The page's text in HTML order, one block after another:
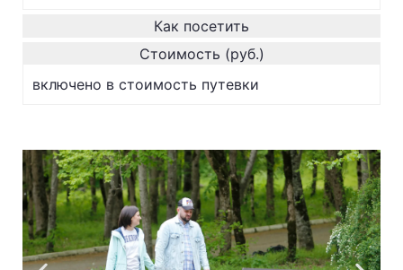
Как посетить
Стоимость (руб.)
включено в стоимость путевки